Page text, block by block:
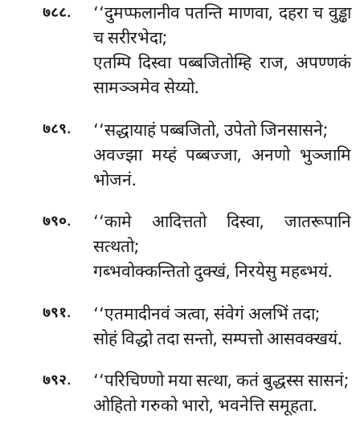
७८८.
‘‘दुमप्फलानीव पतन्ति माणवा, दहरा च वुड्ढा
च सरीरभेदा;
एतम्पिदिस्वा पब्बजितोम्हि राज, अपण्णकं
सामञ्ञमेव सेय्यो.
७८९.
‘‘सद्धायाहं पब्बजितो, उपेतो जिनसासने;
अवज्झा मय्हं पब्बज्जा, अनणो भुञ्जामि
भोजनं.
७९०.
‘‘कामे आदित्ततो दिस्वा, जातरूपानि
सत्थतो;
गब्भवोक्कन्तितो दुक्खं, निरयेसु महब्भयं.
७९१.
‘‘एतमादीनवं ञत्वा, संवेगं अलभिं तदा;
सोहं विद्धो तदा सन्तो, सम्पत्तो आसवक्खयं.
७९२.
‘‘परिचिण्णो मया सत्था, कतं बुद्धस्स सासनं;
ओहितो गरुको भारो, भवनेत्ति समूहता.